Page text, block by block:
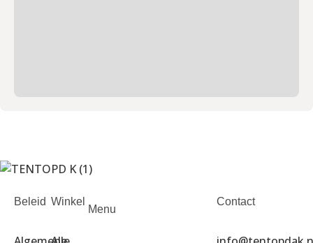
Beleid Winkel
Menu
Contact